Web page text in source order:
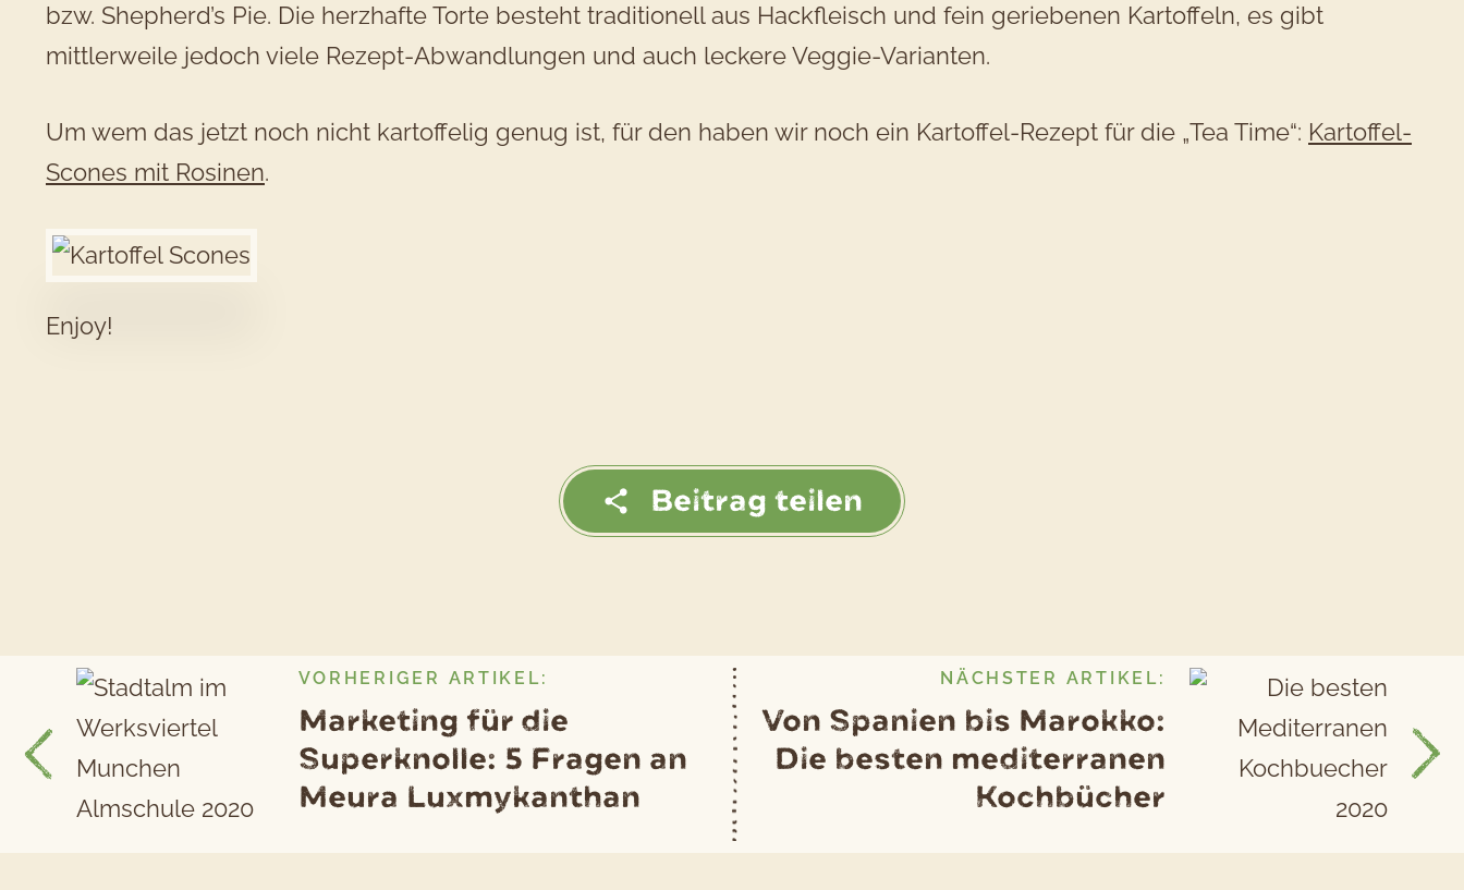
bzw. Shepherd’s Pie. Die herzhafte Torte besteht traditionell aus Hackfleisch und fein geriebenen Kartoffeln, es gibt
mittlerweile jedoch viele Rezept-Abwandlungen und auch leckere Veggie-Varianten.
Um wem das jetzt noch nicht kartoffelig genug ist, für den haben wir noch ein Kartoffel-Rezept für die „Tea Time“: Kartoffel-
Scones mit Rosinen.
Enjoy!
Beitrag teilen
Beitragsnavigation
Vorheriger
Artikel
VORHERIGER ARTIKEL:
Marketing für die
Superknolle: 5 Fragen an
Meura Luxmykanthan
NÄCHSTER ARTIKEL:
Von Spanien bis Marokko:
Die besten mediterranen
Kochbücher